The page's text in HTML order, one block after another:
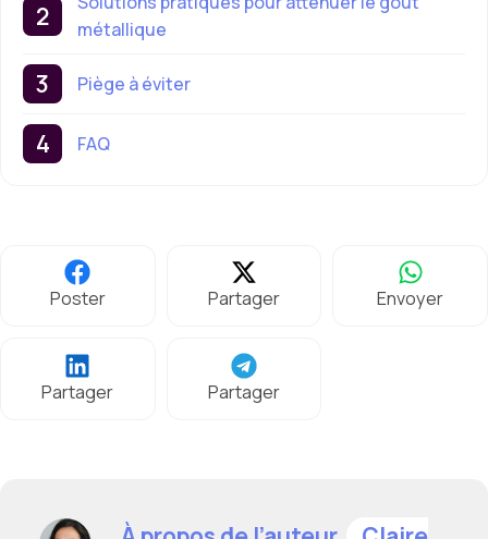
métallique
Piège à éviter
FAQ
Poster Partager Envoyer
Partager Partager